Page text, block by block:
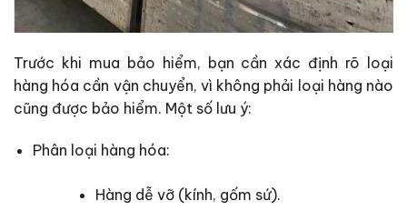
Trước khi mua bảo hiểm, bạn cần xác định rõ loại
hàng hóa cần vận chuyển, vì không phải loại hàng nào
cũng được bảo hiểm. Một số lưu ý:
Phân loại hàng hóa:
Hàng dễ vỡ (kính, gốm sứ).